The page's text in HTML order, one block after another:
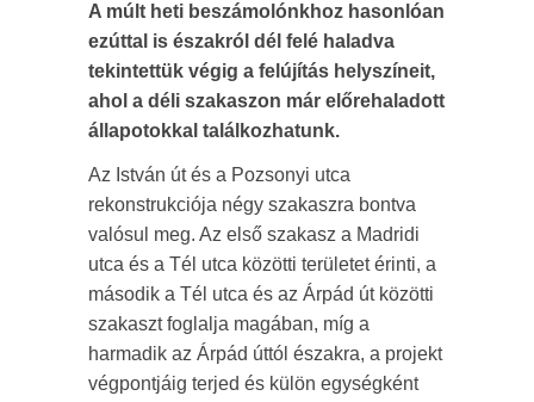
A múlt heti beszámolónkhoz hasonlóan
ezúttal is északról dél felé haladva
tekintettük végig a felújítás helyszíneit,
ahol a déli szakaszon már előrehaladott
állapotokkal találkozhatunk.
Az István út és a Pozsonyi utca
rekonstrukciója négy szakaszra bontva
valósul meg. Az első szakasz a Madridi
utca és a Tél utca közötti területet érinti, a
második a Tél utca és az Árpád út közötti
szakaszt foglalja magában, míg a
harmadik az Árpád úttól északra, a projekt
végpontjáig terjed és külön egységként